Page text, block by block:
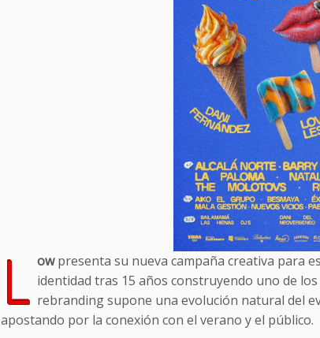
L owpresenta su nueva campaña creativa para
identidad tras 15 años construyendo uno de
rebranding supone una evolución natural del
apostando por la conexión con el verano y el público.